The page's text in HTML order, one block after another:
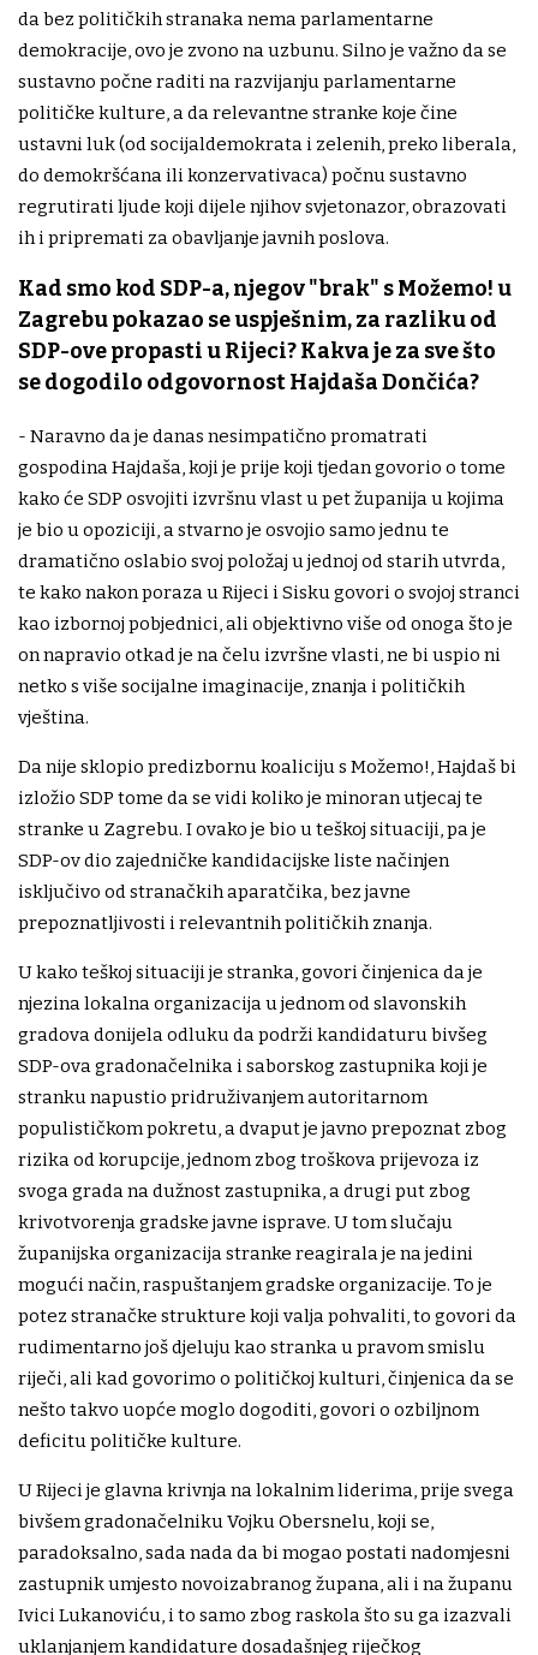
da bez političkih stranaka nema parlamentarne
demokracije, ovo je zvono na uzbunu. Silno je važno da se
sustavno počne raditi na razvijanju parlamentarne
političke kulture, a da relevantne stranke koje čine
ustavni luk (od socijaldemokrata i zelenih, preko liberala,
do demokršćana ili konzervativaca) počnu sustavno
regrutirati ljude koji dijele njihov svjetonazor, obrazovati
ih i pripremati za obavljanje javnih poslova.
Kad smo kod SDP-a, njegov "brak" s Možemo! u
Zagrebu pokazao se uspješnim, za razliku od
SDP-ove propasti u Rijeci? Kakva je za sve što
se dogodilo odgovornost Hajdaša Dončića?
- Naravno da je danas nesimpatično promatrati
gospodina Hajdaša, koji je prije koji tjedan govorio o tome
kako će SDP osvojiti izvršnu vlast u pet županija u kojima
je bio u opoziciji, a stvarno je osvojio samo jednu te
dramatično oslabio svoj položaj u jednoj od starih utvrda,
te kako nakon poraza u Rijeci i Sisku govori o svojoj stranci
kao izbornoj pobjednici, ali objektivno više od onoga što je
on napravio otkad je na čelu izvršne vlasti, ne bi uspio ni
netko s više socijalne imaginacije, znanja i političkih
vještina.
Da nije sklopio predizbornu koaliciju s Možemo!, Hajdaš bi
izložio SDP tome da se vidi koliko je minoran utjecaj te
stranke u Zagrebu. I ovako je bio u teškoj situaciji, pa je
SDP-ov dio zajedničke kandidacijske liste načinjen
isključivo od stranačkih aparatčika, bez javne
prepoznatljivosti i relevantnih političkih znanja.
U kako teškoj situaciji je stranka, govori činjenica da je
njezina lokalna organizacija u jednom od slavonskih
gradova donijela odluku da podrži kandidaturu bivšeg
SDP-ova gradonačelnika i saborskog zastupnika koji je
stranku napustio pridruživanjem autoritarnom
populističkom pokretu, a dvaput je javno prepoznat zbog
rizika od korupcije, jednom zbog troškova prijevoza iz
svoga grada na dužnost zastupnika, a drugi put zbog
krivotvorenja gradske javne isprave. U tom slučaju
županijska organizacija stranke reagirala je na jedini
mogući način, raspuštanjem gradske organizacije. To je
potez stranačke strukture koji valja pohvaliti, to govori da
rudimentarno još djeluju kao stranka u pravom smislu
riječi, ali kad govorimo o političkoj kulturi, činjenica da se
nešto takvo uopće moglo dogoditi, govori o ozbiljnom
deficitu političke kulture.
U Rijeci je glavna krivnja na lokalnim liderima, prije svega
bivšem gradonačelniku Vojku Obersnelu, koji se,
paradoksalno, sada nada da bi mogao postati nadomjesni
zastupnik umjesto novoizabranog župana, ali i na županu
Ivici Lukanoviću, i to samo zbog raskola što su ga izazvali
uklanjanjem kandidature dosadašnjeg riječkog